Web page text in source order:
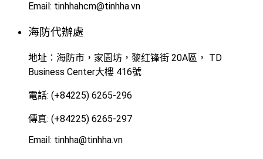
Email: tinhhahcm@tinhha.vn
海防代辦處
地址：海防市，家園坊，黎红锋街 20A區， TD
Business Center大樓 416號
電話: (+84225) 6265-296
傳真: (+84225) 6265-297
Email: tinhha@tinhha.vn